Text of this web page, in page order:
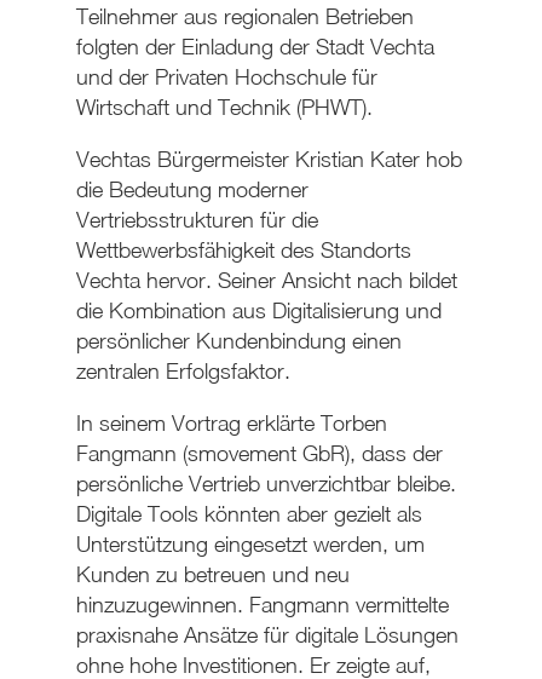
Teilnehmer aus regionalen Betrieben
folgten der Einladung der Stadt Vechta
und der Privaten Hochschule für
Wirtschaft und Technik (PHWT).
Vechtas Bürgermeister Kristian Kater hob
die Bedeutung moderner
Vertriebsstrukturen für die
Wettbewerbsfähigkeit des Standorts
Vechta hervor. Seiner Ansicht nach bildet
die Kombination aus Digitalisierung und
persönlicher Kundenbindung einen
zentralen Erfolgsfaktor.
In seinem Vortrag erklärte Torben
Fangmann (smovement GbR), dass der
persönliche Vertrieb unverzichtbar bleibe.
Digitale Tools könnten aber gezielt als
Unterstützung eingesetzt werden, um
Kunden zu betreuen und neu
hinzuzugewinnen. Fangmann vermittelte
praxisnahe Ansätze für digitale Lösungen
ohne hohe Investitionen. Er zeigte auf,